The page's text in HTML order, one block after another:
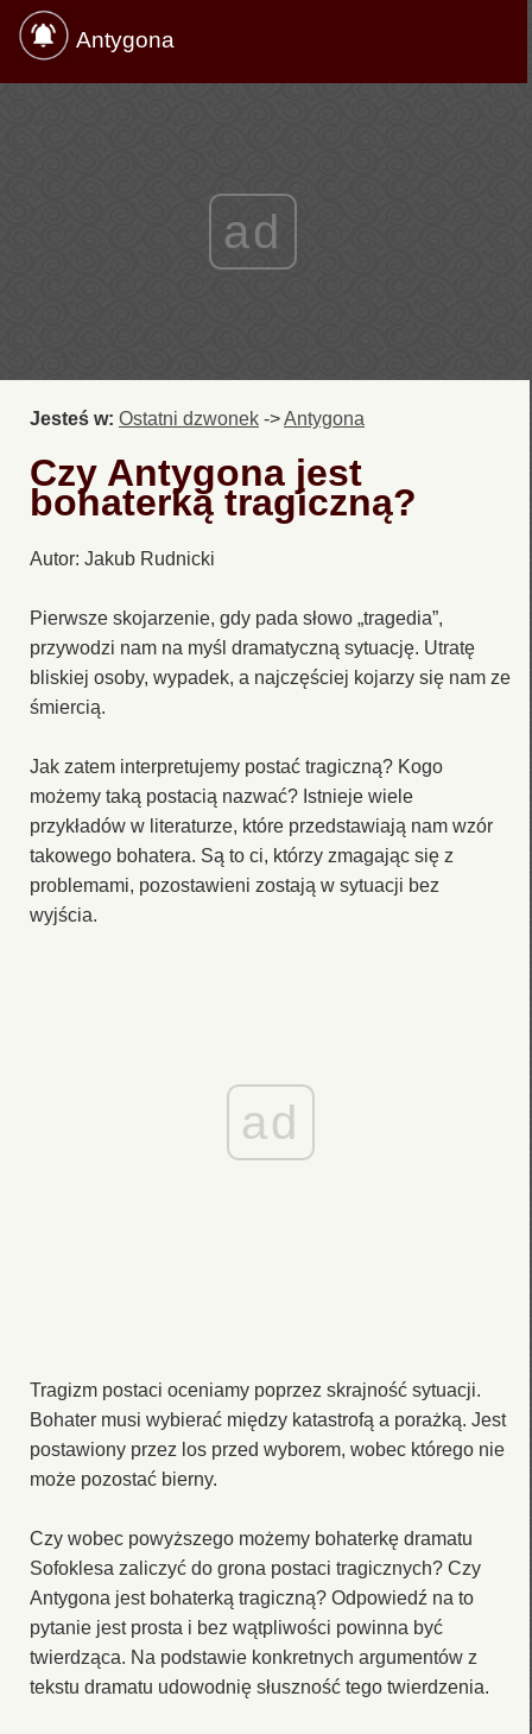
Antygona
ad
Jesteś w: Ostatni dzwonek ->Antygona
Czy Antygona jest
bohaterką tragiczną?
Autor: Jakub Rudnicki
Pierwsze skojarzenie, gdy pada słowo „tragedia”,
przywodzi nam na myśl dramatyczną sytuację. Utratę
bliskiej osoby, wypadek, a najczęściej kojarzy się nam ze
śmiercią.
Jak zatem interpretujemy postać tragiczną? Kogo
możemy taką postacią nazwać? Istnieje wiele
przykładów w literaturze, które przedstawiają nam wzór
takowego bohatera. Są to ci, którzy zmagając się z
problemami, pozostawieni zostają w sytuacji bez
wyjścia.
ad
Tragizm postaci oceniamy poprzez skrajność sytuacji.
Bohater musi wybierać między katastrofą a porażką. Jest
postawiony przez los przed wyborem, wobec którego nie
może pozostać bierny.
Czy wobec powyższego możemy bohaterkę dramatu
Sofoklesa zaliczyć do grona postaci tragicznych? Czy
Antygona jest bohaterką tragiczną? Odpowiedź na to
pytanie jest prosta i bez wątpliwości powinna być
twierdząca. Na podstawie konkretnych argumentów z
tekstu dramatu udowodnię słuszność tego twierdzenia.